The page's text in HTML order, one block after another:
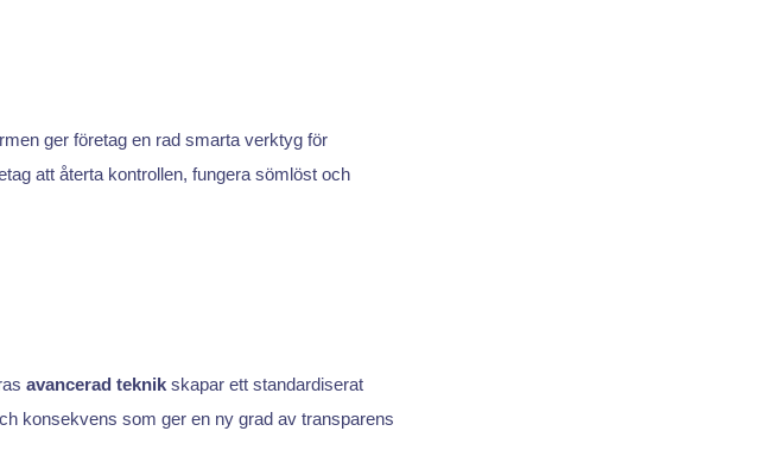
ger företag en rad smarta verktyg för
att återta kontrollen, fungera sömlöst och
avancerad teknikskapar ett standardiserat
konsekvens som ger en ny grad av transparens